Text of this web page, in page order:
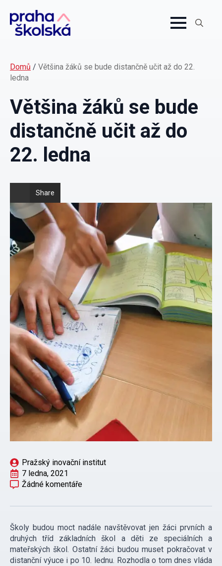
Domů / Většina žáků se bude distančně učit až do 22.
ledna
Většina žáků se bude
distančně učit až do
22. ledna
Share
Pražský inovační institut
7 ledna, 2021
Žádné komentáře
Školy budou moct nadále navštěvovat jen žáci prvních a
druhých tříd základních škol a děti ze speciálních a
mateřských škol. Ostatní žáci budou muset pokračovat v
distanční výuce i po 10. lednu. Rozhodla o tom dnes vláda